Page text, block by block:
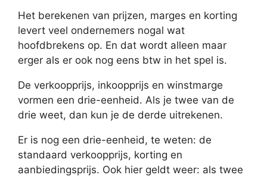
Het berekenen van prijzen, marges en korting
levert veel ondernemers nogal wat
hoofdbrekens op. En dat wordt alleen maar
erger als er ook nog eens btw in het spel is.
De verkoopprijs, inkoopprijs en winstmarge
vormen een drie-eenheid. Als je twee van de
drie weet, dan kun je de derde uitrekenen.
Er is nog een drie-eenheid, te weten: de
standaard verkoopprijs, korting en
aanbiedingsprijs. Ook hier geldt weer: als twee